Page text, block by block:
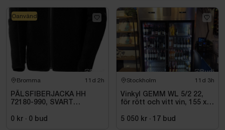
Bromma 11d 2h
PÄLSFIBERJACKA HH
72180-990, SVART
0 kr · 0 bud
Oanvänd
Stockholm 11d 3h
Vinkyl GEMM WL 5/2 22,
för rött och vitt vin, 155 x
5 050 kr · 17 bud